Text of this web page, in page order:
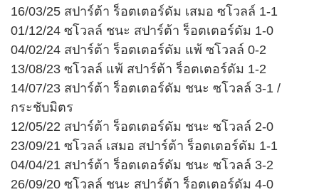
16/03/25 สปาร์ต้า ร็อตเตอร์ดัม เสมอ ซโวลล์ 1-1
01/12/24 ซโวลล์ ชนะ สปาร์ต้า ร็อตเตอร์ดัม 1-0
04/02/24 สปาร์ต้า ร็อตเตอร์ดัม แพ้ ซโวลล์ 0-2
13/08/23 ซโวลล์ แพ้ สปาร์ต้า ร็อตเตอร์ดัม 1-2
14/07/23 สปาร์ต้า ร็อตเตอร์ดัม ชนะ ซโวลล์ 3-1 /
กระชับมิตร
12/05/22 สปาร์ต้า ร็อตเตอร์ดัม ชนะ ซโวลล์ 2-0
23/09/21 ซโวลล์ เสมอ สปาร์ต้า ร็อตเตอร์ดัม 1-1
04/04/21 สปาร์ต้า ร็อตเตอร์ดัม ชนะ ซโวลล์ 3-2
26/09/20 ซโวลล์ ชนะ สปาร์ต้า ร็อตเตอร์ดัม 4-0